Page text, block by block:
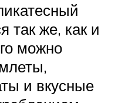
так же, как и
можно
и вкусные